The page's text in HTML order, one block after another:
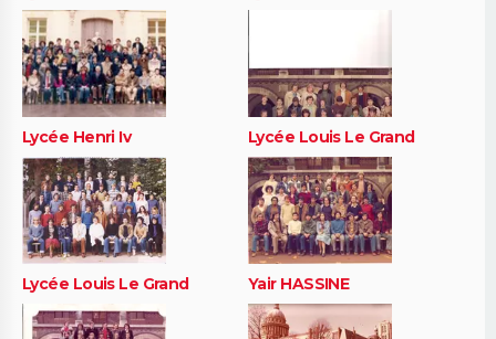
Lycée Henri Iv Lycée Louis Le Grand
Lycée Louis Le Grand Yair HASSINE